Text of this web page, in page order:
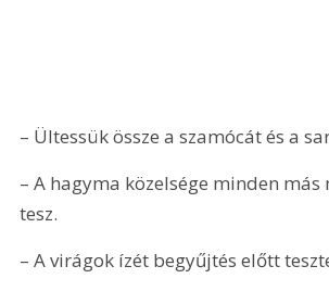
– Ültessük össze a szamócát és a
– A hagyma közelsége minden más
tesz.
– A virágok ízét begyűjtés előtt